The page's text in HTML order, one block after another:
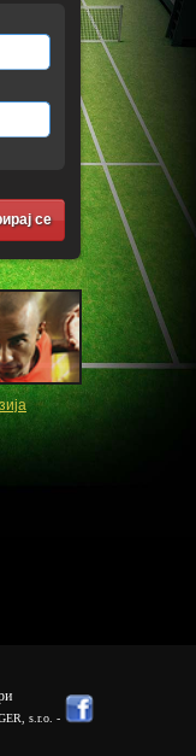
се
s.r.o. -